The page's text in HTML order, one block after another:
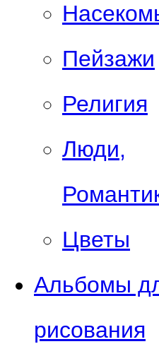
Пейзажи
Религия
Люди,
Цветы
Альбомы
рисования